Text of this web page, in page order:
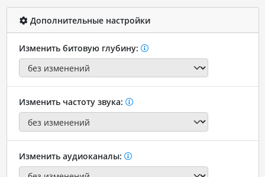
Дополнительные настройки
Изменить битовую глубину:
Изменить частоту звука:
Изменить аудиоканалы: